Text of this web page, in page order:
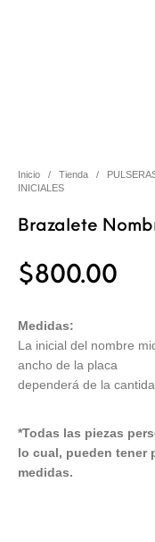
Inicio / Tienda /
INICIALES
Brazalete
$800.00
Medidas:
La inicial del nombre
ancho de la placa
dependerá de la
*Todas las piezas
lo cual, pueden tener
medidas.